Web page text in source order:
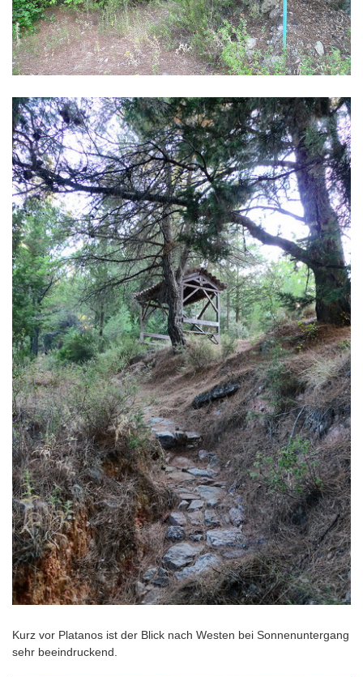
Kurz vor Platanos ist der Blick nach Westen bei Sonnenuntergang
sehr beeindruckend.